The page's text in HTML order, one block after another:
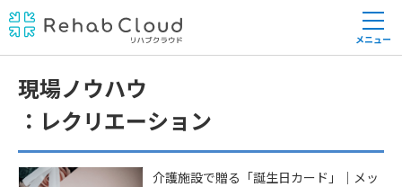
メニュー
現場ノウハウ
レクリエーション
介護施設で贈る「誕生日カード」｜メッ